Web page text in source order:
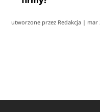
utworzone przez Redakcja | mar